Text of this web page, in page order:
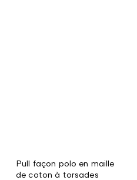
Pull façon polo en maille
de coton à torsades